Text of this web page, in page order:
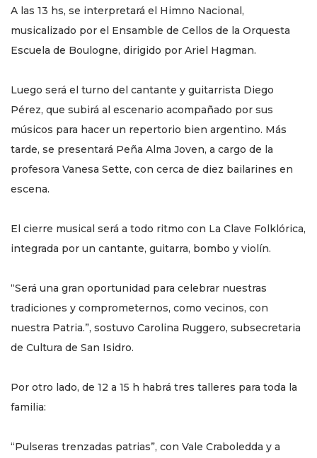
A las 13 hs, se interpretará el Himno Nacional,
musicalizado por el Ensamble de Cellos de la Orquesta
Escuela de Boulogne, dirigido por Ariel Hagman.
Luego será el turno del cantante y guitarrista Diego
Pérez, que subirá al escenario acompañado por sus
músicos para hacer un repertorio bien argentino. Más
tarde, se presentará Peña Alma Joven, a cargo de la
profesora Vanesa Sette, con cerca de diez bailarines en
escena.
El cierre musical será a todo ritmo con La Clave Folklórica,
integrada por un cantante, guitarra, bombo y violín.
“Será una gran oportunidad para celebrar nuestras
tradiciones y comprometernos, como vecinos, con
nuestra Patria.”, sostuvo Carolina Ruggero, subsecretaria
de Cultura de San Isidro.
Por otro lado, de 12 a 15 h habrá tres talleres para toda la
familia:
“Pulseras trenzadas patrias”, con Vale Craboledda y a